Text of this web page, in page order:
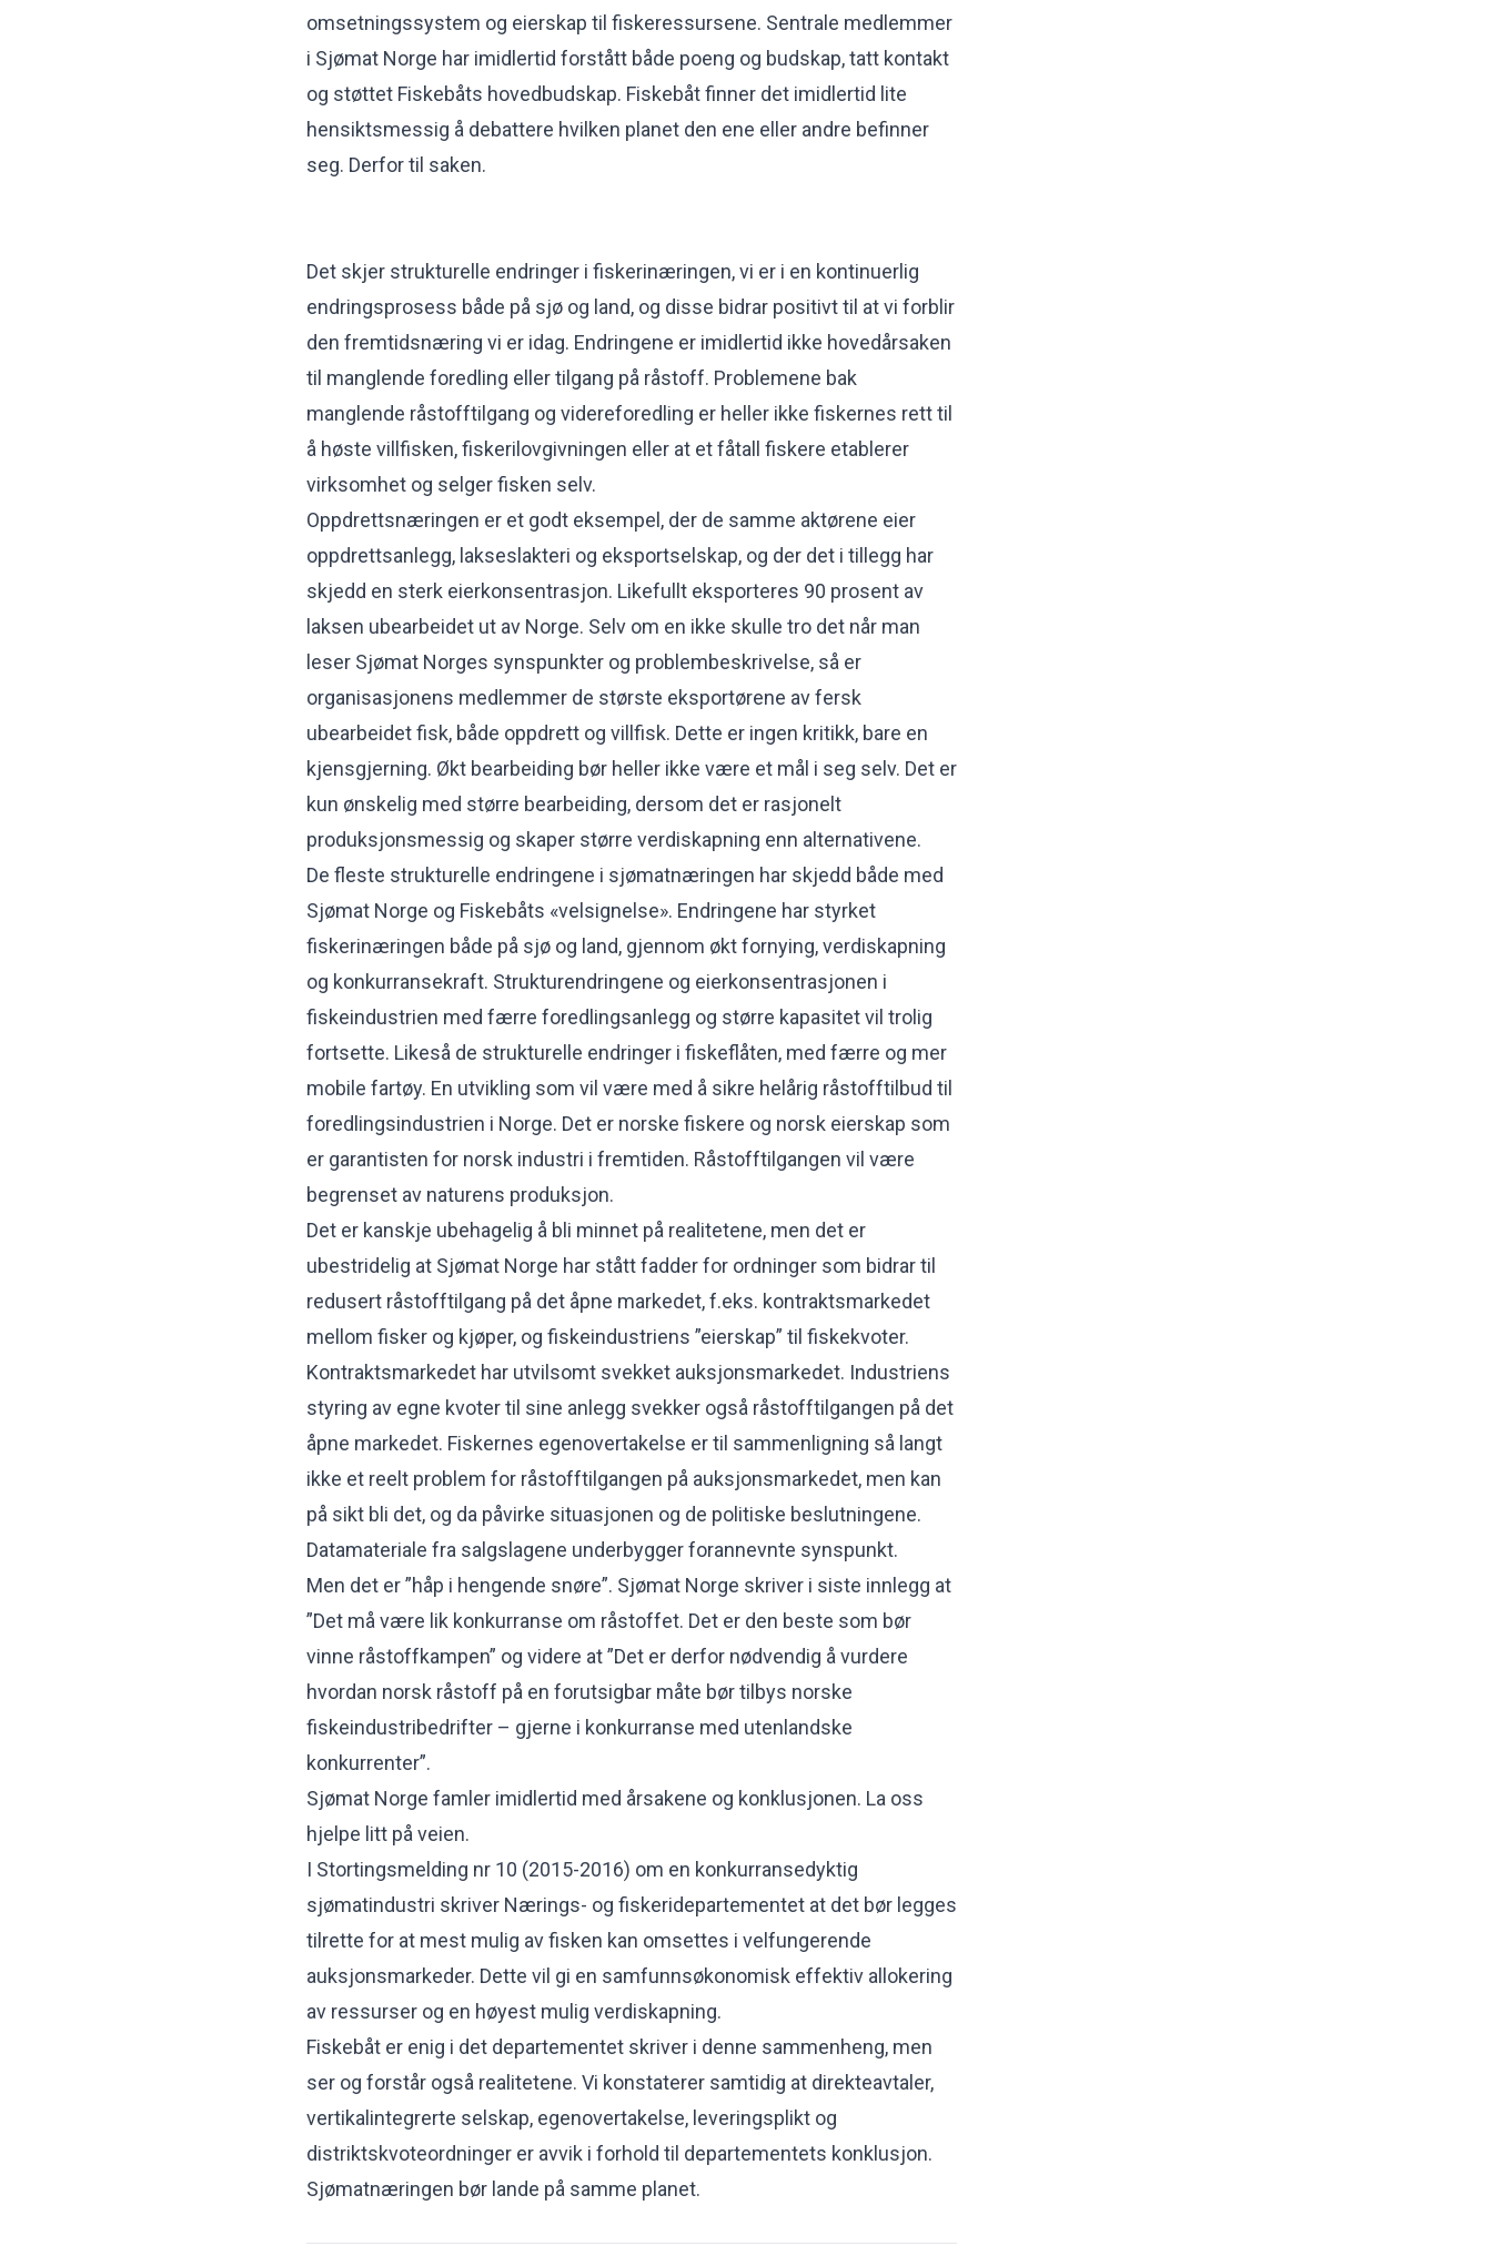
omsetningssystem og eierskap til fiskeressursene. Sentrale medlemmer
i Sjømat Norge har imidlertid forstått både poeng og budskap, tatt kontakt
og støttet Fiskebåts hovedbudskap. Fiskebåt finner det imidlertid lite
hensiktsmessig å debattere hvilken planet den ene eller andre befinner
seg. Derfor til saken.
Det skjer strukturelle endringer i fiskerinæringen, vi er i en kontinuerlig
endringsprosess både på sjø og land, og disse bidrar positivt til at vi forblir
den fremtidsnæring vi er idag. Endringene er imidlertid ikke hovedårsaken
til manglende foredling eller tilgang på råstoff. Problemene bak
manglende råstofftilgang og videreforedling er heller ikke fiskernes rett til
å høste villfisken, fiskerilovgivningen eller at et fåtall fiskere etablerer
virksomhet og selger fisken selv.
Oppdrettsnæringen er et godt eksempel, der de samme aktørene eier
oppdrettsanlegg, lakseslakteri og eksportselskap, og der det i tillegg har
skjedd en sterk eierkonsentrasjon. Likefullt eksporteres 90 prosent av
laksen ubearbeidet ut av Norge. Selv om en ikke skulle tro det når man
leser Sjømat Norges synspunkter og problembeskrivelse, så er
organisasjonens medlemmer de største eksportørene av fersk
ubearbeidet fisk, både oppdrett og villfisk. Dette er ingen kritikk, bare en
kjensgjerning. Økt bearbeiding bør heller ikke være et mål i seg selv. Det er
kun ønskelig med større bearbeiding, dersom det er rasjonelt
produksjonsmessig og skaper større verdiskapning enn alternativene.
De fleste strukturelle endringene i sjømatnæringen har skjedd både med
Sjømat Norge og Fiskebåts «velsignelse». Endringene har styrket
fiskerinæringen både på sjø og land, gjennom økt fornying, verdiskapning
og konkurransekraft. Strukturendringene og eierkonsentrasjonen i
fiskeindustrien med færre foredlingsanlegg og større kapasitet vil trolig
fortsette. Likeså de strukturelle endringer i fiskeflåten, med færre og mer
mobile fartøy. En utvikling som vil være med å sikre helårig råstofftilbud til
foredlingsindustrien i Norge. Det er norske fiskere og norsk eierskap som
er garantisten for norsk industri i fremtiden. Råstofftilgangen vil være
begrenset av naturens produksjon.
Det er kanskje ubehagelig å bli minnet på realitetene, men det er
ubestridelig at Sjømat Norge har stått fadder for ordninger som bidrar til
redusert råstofftilgang på det åpne markedet, f.eks. kontraktsmarkedet
mellom fisker og kjøper, og fiskeindustriens ”eierskap” til fiskekvoter.
Kontraktsmarkedet har utvilsomt svekket auksjonsmarkedet. Industriens
styring av egne kvoter til sine anlegg svekker også råstofftilgangen på det
åpne markedet. Fiskernes egenovertakelse er til sammenligning så langt
ikke et reelt problem for råstofftilgangen på auksjonsmarkedet, men kan
på sikt bli det, og da påvirke situasjonen og de politiske beslutningene.
Datamateriale fra salgslagene underbygger forannevnte synspunkt.
Men det er ”håp i hengende snøre”. Sjømat Norge skriver i siste innlegg at
”Det må være lik konkurranse om råstoffet. Det er den beste som bør
vinne råstoffkampen” og videre at ”Det er derfor nødvendig å vurdere
hvordan norsk råstoff på en forutsigbar måte bør tilbys norske
fiskeindustribedrifter – gjerne i konkurranse med utenlandske
konkurrenter”.
Sjømat Norge famler imidlertid med årsakene og konklusjonen. La oss
hjelpe litt på veien.
I Stortingsmelding nr 10 (2015-2016) om en konkurransedyktig
sjømatindustri skriver Nærings- og fiskeridepartementet at det bør legges
tilrette for at mest mulig av fisken kan omsettes i velfungerende
auksjonsmarkeder. Dette vil gi en samfunnsøkonomisk effektiv allokering
av ressurser og en høyest mulig verdiskapning.
Fiskebåt er enig i det departementet skriver i denne sammenheng, men
ser og forstår også realitetene. Vi konstaterer samtidig at direkteavtaler,
vertikalintegrerte selskap, egenovertakelse, leveringsplikt og
distriktskvoteordninger er avvik i forhold til departementets konklusjon.
Sjømatnæringen bør lande på samme planet.